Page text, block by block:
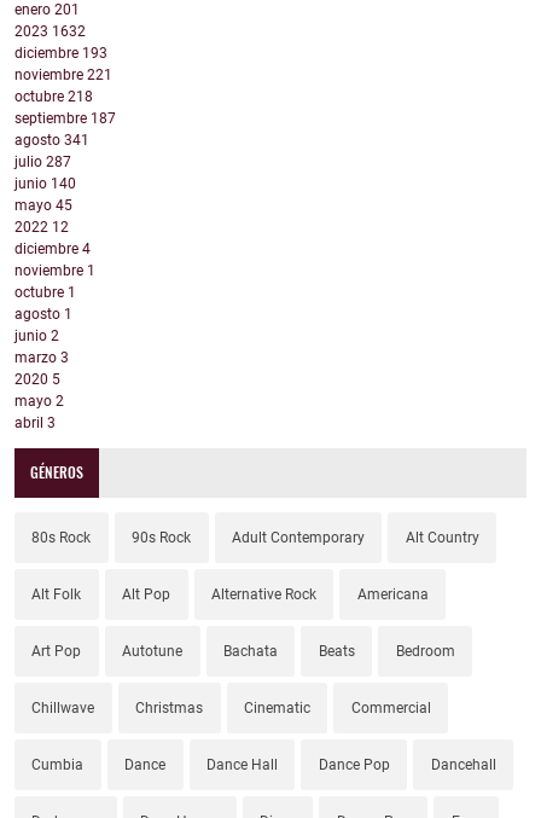
enero 201
2023 1632
diciembre 193
noviembre 221
octubre 218
septiembre 187
agosto 341
julio 287
junio 140
mayo 45
2022 12
diciembre 4
noviembre 1
octubre 1
agosto 1
junio 2
marzo 3
2020 5
mayo 2
abril 3
GÉNEROS
80s Rock 90s Rock Adult Contemporary Alt Country
Alt Folk Alt Pop Alternative Rock Americana
Art Pop Autotune Bachata Beats Bedroom
Chillwave Christmas Cinematic Commercial
Cumbia Dance Dance Hall Dance Pop Dancehall